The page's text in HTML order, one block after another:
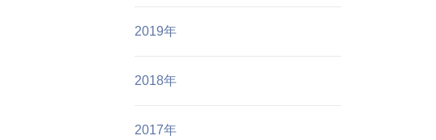
2019年
2018年
2017年